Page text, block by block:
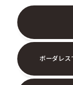
ボーダレス